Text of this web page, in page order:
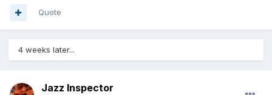
Quote
4 weeks later...
Jazz Inspector